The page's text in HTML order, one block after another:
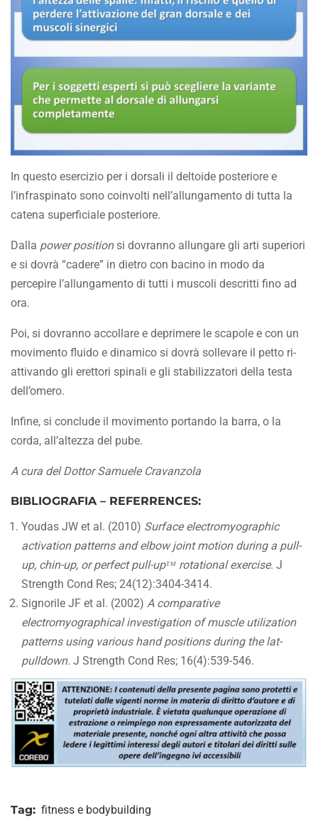
In questo esercizio per i dorsali il deltoide posteriore e
l’infraspinato sono coinvolti nell’allungamento di tutta la
catena superficiale posteriore.
Dalla power positionsi dovranno allungare gli arti superiori
e si dovrà “cadere” in dietro con bacino in modo da
percepire l’allungamento di tutti i muscoli descritti fino ad
ora.
Poi, si dovranno accollare e deprimere le scapole e con un
movimento fluido e dinamico si dovrà sollevare il petto ri-
attivando gli erettori spinali e gli stabilizzatori della testa
dell’omero.
Infine, si conclude il movimento portando la barra, o la
corda, all’altezza del pube.
A cura del Dottor Samuele Cravanzola
BIBLIOGRAFIA – REFERRENCES:
Youdas JW et al. (2010) Surface electromyographic
activation patterns and elbow joint motion during a pull-
up, chin-up, or perfect pull-upᵀᴹ rotational exercise. J
Strength Cond Res; 24(12):3404-3414.
Signorile JF et al. (2002) A comparative
electromyographical investigation of muscle utilization
patterns using various hand positions during the lat-
pulldown. J Strength Cond Res; 16(4):539-546.
Tag: fitness e bodybuilding